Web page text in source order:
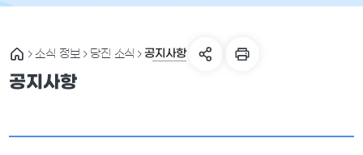
소식 정보 당진 소식 공지사항
공지사항
세